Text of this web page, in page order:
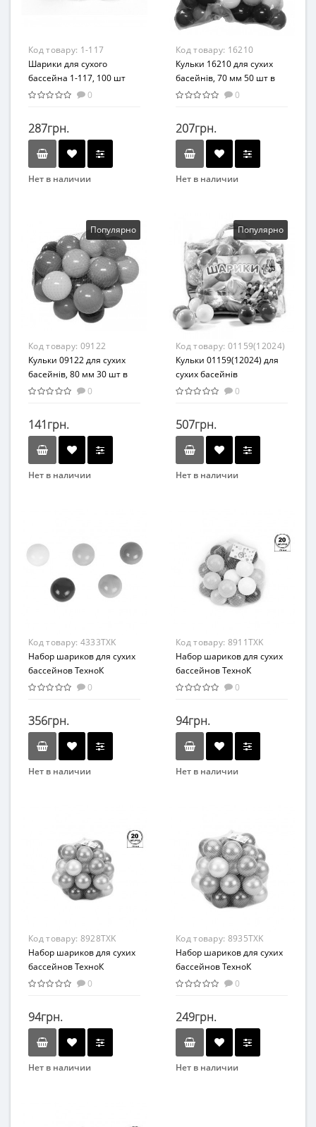
Код товару: 1-117
Шарики для сухого
бассейна 1-117, 100 шт
0
287грн.
Нет в наличии
Возрастная группа
От 3 лет
Код товару: 16210
Кульки 16210 для сухих
басейнів, 70 мм 50 шт в
сітці
0
207грн.
Нет в наличии
Популярно
Код товару: 09122
Кульки 09122 для сухих
басейнів, 80 мм 30 шт в
сітці
0
141грн.
Нет в наличии
Популярно
Код товару: 01159(12024)
Кульки 01159(12024) для
сухих басейнів
0
507грн.
Нет в наличии
Код товару: 4333TXK
Набор шариков для сухих
бассейнов ТехноК
4333TXK, 80 мм 60 шт в
0
356грн.
Нет в наличии
Возраст
От 2-х лет
Возрастная группа
Пластик
Код товару: 8911TXK
Набор шариков для сухих
бассейнов ТехноК
8911TXK, 70 мм 20 шт в
0
94грн.
Нет в наличии
Возраст
От 2-х лет
Возрастная группа
Пластик
Код товару: 8928TXK
Набор шариков для сухих
бассейнов ТехноК
8928TXK, 70 мм 20 шт в
0
94грн.
Нет в наличии
Код товару: 8935TXK
Набор шариков для сухих
бассейнов ТехноК
8935TXK, 70 мм 60 шт в
0
249грн.
Нет в наличии